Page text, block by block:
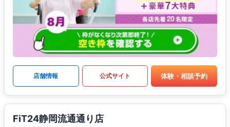
店舗情報 公式サイト 体験・相談予約
FiT24静岡流通通り店